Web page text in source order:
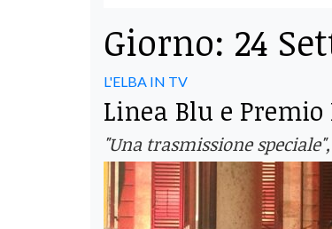
Giorno: 24
L'ELBA IN TV
Linea Blu e
"Una trasmissione